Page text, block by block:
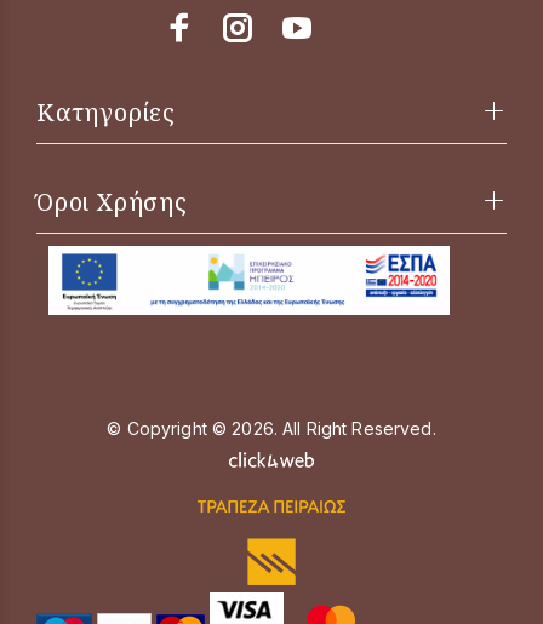
Κατηγορίες
Όροι Χρήσης
© Copyright © 2026. All Right Reserved.